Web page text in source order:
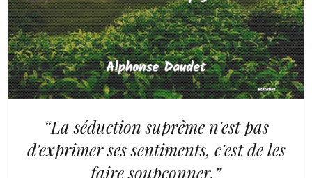
“La séduction suprême n'est pas
d'exprimer ses sentiments, c'est de les
faire soupçonner.”